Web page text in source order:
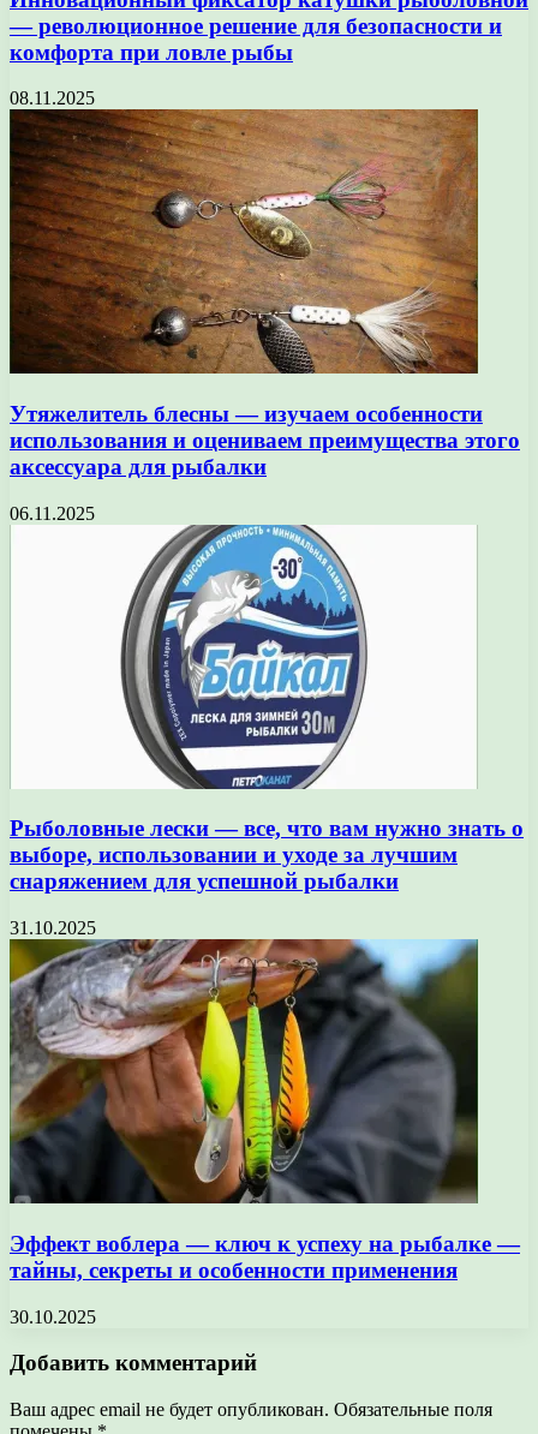
— революционное решение для безопасности и
комфорта при ловле рыбы
08.11.2025
Утяжелитель блесны — изучаем особенности
использования и оцениваем преимущества этого
аксессуара для рыбалки
06.11.2025
Рыболовные лески — все, что вам нужно знать о
выборе, использовании и уходе за лучшим
снаряжением для успешной рыбалки
31.10.2025
Эффект воблера — ключ к успеху на рыбалке —
тайны, секреты и особенности применения
30.10.2025
Добавить комментарий
Ваш адрес email не будет опубликован. Обязательные поля